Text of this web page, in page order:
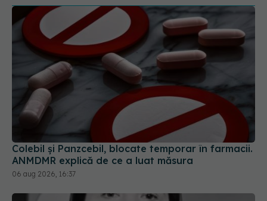
Colebil și Panzcebil, blocate temporar în farmacii.
ANMDMR explică de ce a luat măsura
06 aug 2026, 16:37